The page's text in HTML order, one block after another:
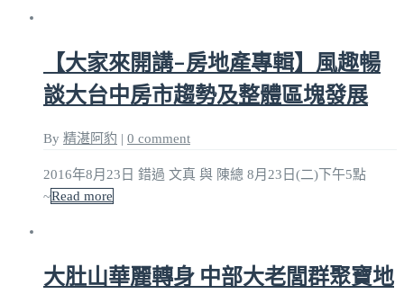
【大家來開講–房地產專輯】風趣暢
談大台中房市趨勢及整體區塊發展
By 精湛阿豹 | 0 comment
2016年8月23日 錯過 文真 與 陳總 8月23日(二)下午5點
~Read more
大肚山華麗轉身 中部大老閭群聚寶地